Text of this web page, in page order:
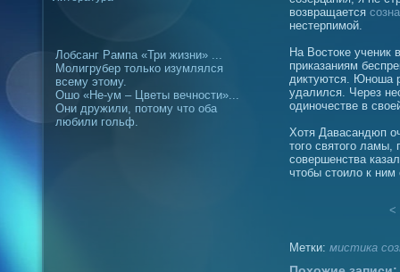
Лобсанг Рампа «Три жизни» ...
Молигрубер только изумлялся
всему этому.
Ошо «Не-ум – Цветы вечности»...
Они дружили, потому что оба
любили гольф.
возвращается
нестерпимой.
На Востоке ученик
приказаниям
диктуются. Юноша
удалился. Через
одиночестве в
Хотя Давасандюп
того святого ламы,
совершенства
чтобы стоило к ним
<
Метки: мистика